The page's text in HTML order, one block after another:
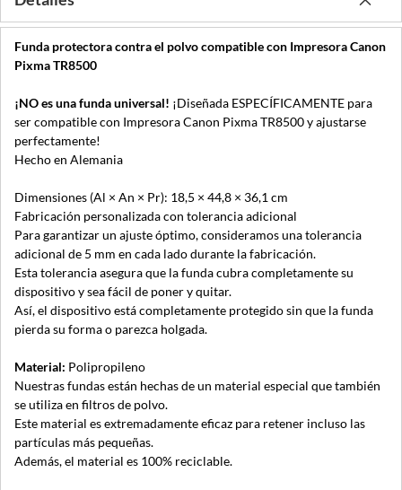
Funda protectora contra el polvo compatible con Impresora Canon
Pixma TR8500
¡NO es una funda universal! ¡Diseñada ESPECÍFICAMENTE para
ser compatible con Impresora Canon Pixma TR8500 y ajustarse
perfectamente!
Hecho en Alemania
Dimensiones (Al × An × Pr): 18,5 × 44,8 × 36,1 cm
Fabricación personalizada con tolerancia adicional
Para garantizar un ajuste óptimo, consideramos una tolerancia
adicional de 5 mm en cada lado durante la fabricación.
Esta tolerancia asegura que la funda cubra completamente su
dispositivo y sea fácil de poner y quitar.
Así, el dispositivo está completamente protegido sin que la funda
pierda su forma o parezca holgada.
Material: Polipropileno
Nuestras fundas están hechas de un material especial que también
se utiliza en filtros de polvo.
Este material es extremadamente eficaz para retener incluso las
partículas más pequeñas.
Además, el material es 100% reciclable.